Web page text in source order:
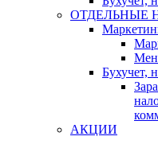
ОТДЕЛЬНЫЕ
Бухучет,
АКЦИИ